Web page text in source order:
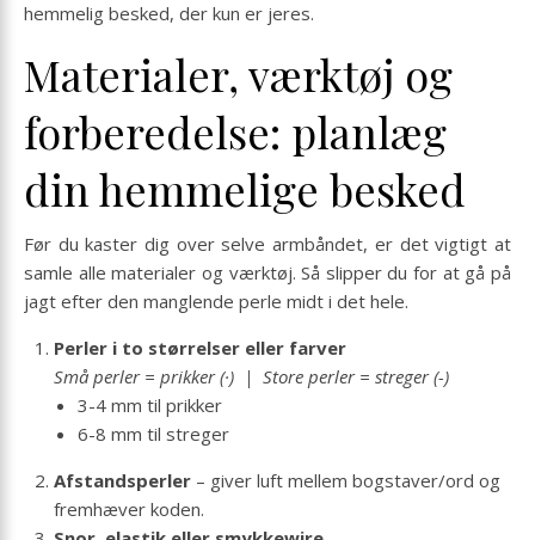
hemmelig besked, der kun er jeres.
Materialer, værktøj og
forberedelse: planlæg
din hemmelige besked
Før du kaster dig over selve armbåndet, er det vigtigt at
samle alle materialer og værktøj. Så slipper du for at gå på
jagt efter den manglende perle midt i det hele.
Perler i to størrelser eller farver
Små perler = prikker (·) | Store perler = streger (-)
3-4 mm til prikker
6-8 mm til streger
Afstandsperler – giver luft mellem bogstaver/ord og
fremhæver koden.